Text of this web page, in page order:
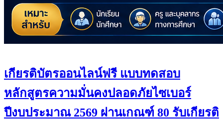
เกียรติบัตรออนไลน์ฟรี แบบทดสอบ
หลักสูตรความมั่นคงปลอดภัยไซเบอร์
ปีงบประมาณ 2569 ผ่านเกณฑ์ 80 รับเกียรติ